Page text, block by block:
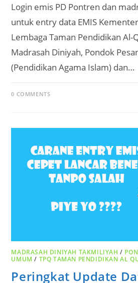
Login emis PD Pontren dan
untuk entry data EMIS
Lembaga Taman Pendidikan Al-
Madrasah Diniyah, Pondok
(Pendidikan Agama Islam) dan…
0 COMMENTS
MADRASAH DINIYAH TAKMILIYAH /
UMUM / TPQ TAMAN PENDIDIKAN AL
Peringkat Update